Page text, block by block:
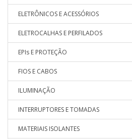
ELETRÔNICOS E ACESSÓRIOS
ELETROCALHAS E PERFILADOS
EPIs E PROTEÇÃO
FIOS E CABOS
ILUMINAÇÃO
INTERRUPTORES E TOMADAS
MATERIAIS ISOLANTES